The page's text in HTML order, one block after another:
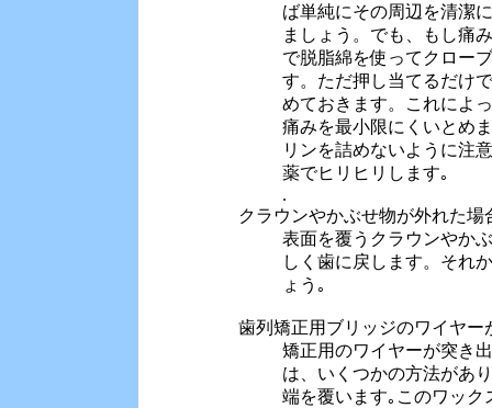
ば単純にその周辺を清潔
ましょう。でも、もし痛
で脱脂綿を使ってクロー
す。ただ押し当てるだけ
めておきます。これによ
痛みを最小限にくいとめ
リンを詰めないように注
薬でヒリヒリします｡
.
クラウンやかぶせ物が外れた場
表面を覆うクラウンやか
しく歯に戻します。それ
ょう｡
歯列矯正用ブリッジのワイヤー
矯正用のワイヤーが突き
は、いくつかの方法があ
端を覆います｡このワッ